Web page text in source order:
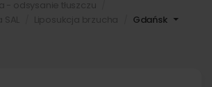
Gdańsk